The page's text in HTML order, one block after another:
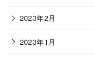
2023年2月
2023年1月